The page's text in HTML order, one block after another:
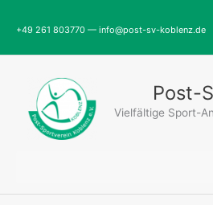
Inhalt+49 261 803770 — info@post-sv-koblenz.de
Post-
Vielfältige Sport-